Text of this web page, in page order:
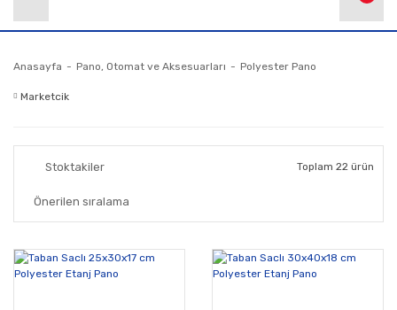
Anasayfa Pano, Otomat ve Aksesuarları Polyester Pano
Marketcik
Stoktakiler Toplam 22 ürün